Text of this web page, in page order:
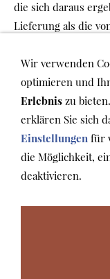
die sich daraus
Lieferung als die
spätestens binnen
zurückzuzahlen,
dieses Vertrags
Rückzahlung
Sie bei der
sei denn, mit
vereinbart; in
Wir verwenden
optimieren und
Erlebnis zu
erklären Sie sich
Einstellungen für
die Möglichkeit,
deaktivieren.